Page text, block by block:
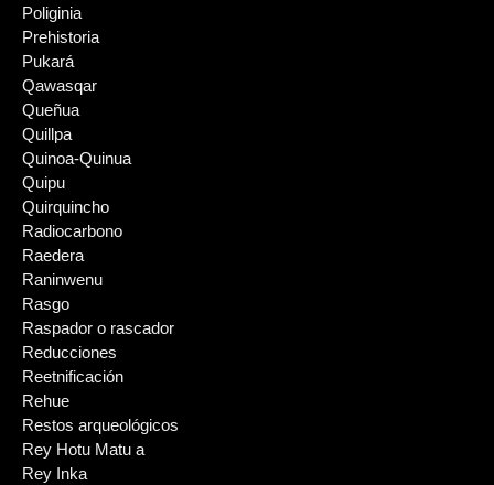
Poliginia
Prehistoria
Pukará
Qawasqar
Queñua
Quillpa
Quinoa-Quinua
Quipu
Quirquincho
Radiocarbono
Raedera
Raninwenu
Rasgo
Raspador o rascador
Reducciones
Reetnificación
Rehue
Restos arqueológicos
Rey Hotu Matu a
Rey Inka